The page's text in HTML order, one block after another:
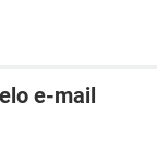
e-mail